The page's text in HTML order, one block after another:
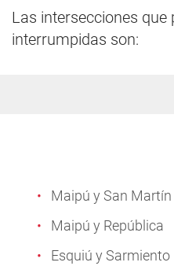
Las intersecciones que
interrumpidas son:
Maipú y San Martín
Maipú y República
Esquiú y Sarmiento